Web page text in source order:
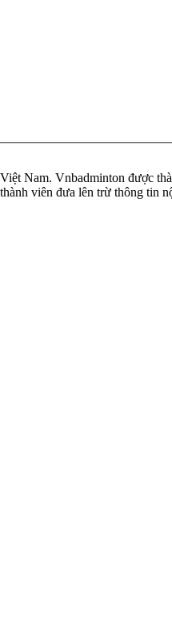
Nam. Vnbadminton được
viên đưa lên trừ thông tin